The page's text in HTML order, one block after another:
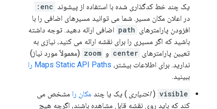
یک چند خط کدگذاری شده با استفاده از پیشوند enc:
در اعلان مکان مسیر. شما می توانید مسیرهای اضافی را با
افزودن پارامترهای path اضافی ارائه دهید. توجه داشته
باشید که اگر مسیری را برای نقشه ارائه می کنید، نیازی به
تعیین پارامترهای center و zoom (معمولاً مورد نیاز)
ندارید. برای اطلاعات بیشتر، Maps Static API Paths را
ببینید.
visible
(اختیاری ) یک یا چند مکان را مشخص می
کند که باید روی نقشه قابل مشاهده باشند، اگرچه هیچ